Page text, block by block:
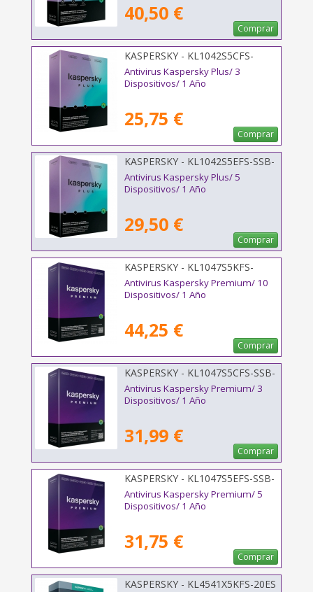
40,50 €
Comprar
KASPERSKY - KL1042S5CFS-
MSBES
Antivirus Kaspersky Plus/ 3
Dispositivos/ 1 Año
25,75 €
Comprar
KASPERSKY - KL1042S5EFS-SSB-
ES
Antivirus Kaspersky Plus/ 5
Dispositivos/ 1 Año
29,50 €
Comprar
KASPERSKY - KL1047S5KFS-
MSBES
Antivirus Kaspersky Premium/ 10
Dispositivos/ 1 Año
44,25 €
Comprar
KASPERSKY - KL1047S5CFS-SSB-
ES
Antivirus Kaspersky Premium/ 3
Dispositivos/ 1 Año
31,99 €
Comprar
KASPERSKY - KL1047S5EFS-SSB-
ES
Antivirus Kaspersky Premium/ 5
Dispositivos/ 1 Año
31,75 €
Comprar
KASPERSKY - KL4541X5KFS-20ES